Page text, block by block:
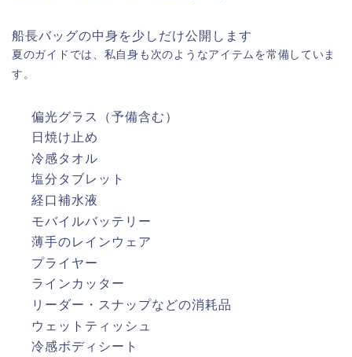
船長バッグの中身を少しだけ公開します
夏のガイドでは、私自身も次のようなアイテムを常備していま
す。
偏光グラス（予備含む）
日焼け止め
冷感タオル
塩分タブレット
経口補水液
モバイルバッテリー
薄手のレインウェア
プライヤー
ラインカッター
リーダー・スナップなどの消耗品
ウェットティッシュ
冷感ボディシート